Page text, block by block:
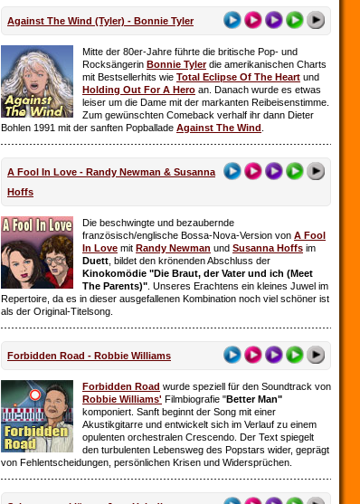
Against The Wind (Tyler) - Bonnie Tyler
Mitte der 80er-Jahre führte die britische Pop- und
Rocksängerin Bonnie Tylerdie amerikanischen Charts
mit Bestsellerhits wie Total Eclipse Of The Heart und
Holding Out For A Hero an. Danach wurde es etwas
leiser um die Dame mit der markanten Reibeisenstimme.
Zum gewünschten Comeback verhalf ihr dann Dieter
Bohlen 1991 mit der sanften Popballade Against The Wind
A Fool In Love - Randy Newman & Susanna
Hoffs
Die beschwingte und bezaubernde
französisch/englische Bossa-Nova-Version von A Fool
In Love mit Randy Newman und Susanna Hoffs im
Duett , bildet den krönenden Abschluss der
Kinokomödie "Die Braut, der Vater und ich (Meet
The Parents)" . Unseres Erachtens ein kleines Juwel im
Repertoire, da es in dieser ausgefallenen Kombination noch viel schöner ist
als der Original-Titelsong.
Forbidden Road - Robbie Williams
Forbidden Road wurde speziell für den Soundtrack von
Robbie Williams' Filmbiografie "Better Man"
komponiert. Sanft beginnt der Song mit einer
Akustikgitarre und entwickelt sich im Verlauf zu einem
opulenten orchestralen Crescendo. Der Text spiegelt
den turbulenten Lebensweg des Popstars wider, geprägt
von Fehlentscheidungen, persönlichen Krisen und Widersprüchen.